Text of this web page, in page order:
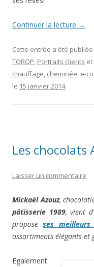
Continuer la lecture →
Cette entrée a été
TOROP, Portraits clients
chauffage, cheminée, e-
le 15 janvier 2014.
Les chocolats
Laisser un commentaire
Mickaël Azouz,
pâtisserie 1989, vient
proposeses meilleurs
assortiments élégants et
Egalement